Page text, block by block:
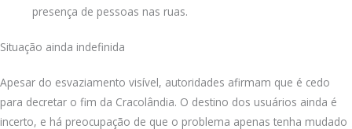
presença de pessoas nas ruas.
Situação ainda indefinida
Apesar do esvaziamento visível, autoridades afirmam que é cedo
para decretar o fim da Cracolândia. O destino dos usuários ainda é
incerto, e há preocupação de que o problema apenas tenha mudado